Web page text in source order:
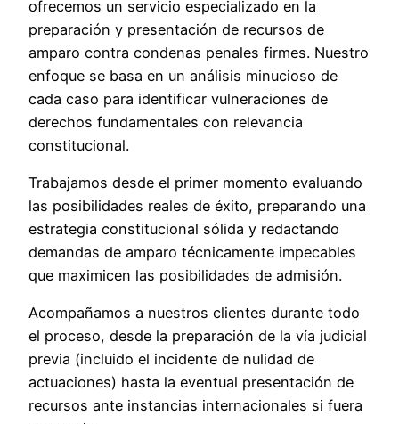
ofrecemos un servicio especializado en la
preparación y presentación de recursos de
amparo contra condenas penales firmes. Nuestro
enfoque se basa en un análisis minucioso de
cada caso para identificar vulneraciones de
derechos fundamentales con relevancia
constitucional.
Trabajamos desde el primer momento evaluando
las posibilidades reales de éxito, preparando una
estrategia constitucional sólida y redactando
demandas de amparo técnicamente impecables
que maximicen las posibilidades de admisión.
Acompañamos a nuestros clientes durante todo
el proceso, desde la preparación de la vía judicial
previa (incluido el incidente de nulidad de
actuaciones) hasta la eventual presentación de
recursos ante instancias internacionales si fuera